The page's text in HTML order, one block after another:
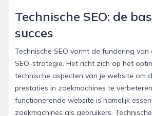
Technische SEO: de
succes
Technische SEO vormt de fundering van
SEO-strategie. Het richt zich op het
technische aspecten van je website om
prestaties in zoekmachines te
functionerende website is namelijk
zoekmachines als gebruikers.